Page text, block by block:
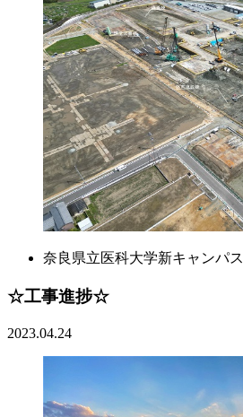
奈良県立医科大学新キャンパ
☆工事進捗☆
2023.04.24